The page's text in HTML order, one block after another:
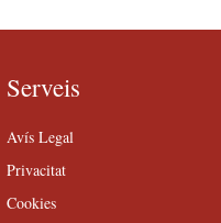
Serveis
Avís Legal
Privacitat
Cookies